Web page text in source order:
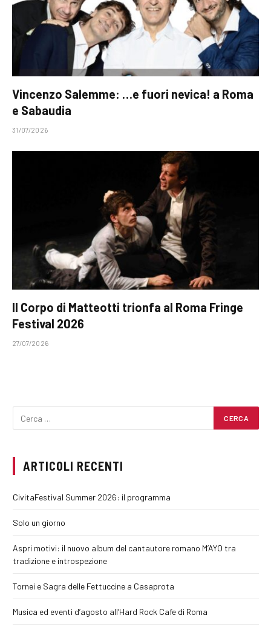
Vincenzo Salemme: …e fuori nevica! a Roma
e Sabaudia
31/07/2026
Il Corpo di Matteotti trionfa al Roma Fringe
Festival 2026
27/07/2026
ARTICOLI RECENTI
CivitaFestival Summer 2026: il programma
Solo un giorno
Aspri motivi: il nuovo album del cantautore romano M’AYO tra
tradizione e introspezione
Tornei e Sagra delle Fettuccine a Casaprota
Musica ed eventi d’agosto all’Hard Rock Cafe di Roma